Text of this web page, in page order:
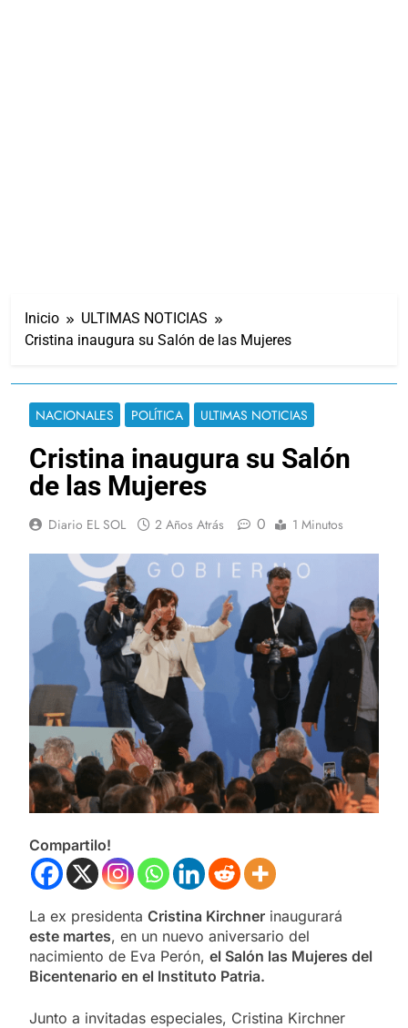
Inicio
ULTIMAS NOTICIAS
Cristina inaugura su Salón de las Mujeres
NACIONALES POLÍTICA ULTIMAS NOTICIAS
Cristina inaugura su Salón
de las Mujeres
Diario EL SOL 2 Años Atrás 0 1 Minutos
Compartilo!
La ex presidenta Cristina Kirchner inaugurará
este martes, en un nuevo aniversario del
nacimiento de Eva Perón, el Salón las Mujeres del
Bicentenario en el Instituto Patria.
Junto a invitadas especiales, Cristina Kirchner